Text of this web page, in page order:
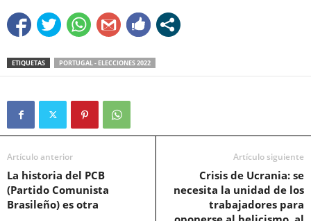
ETIQUETAS PORTUGAL - ELECCIONES 2022
Artículo anterior
La historia del PCB
(Partido Comunista
Brasileño) es otra
Artículo siguiente
Crisis de Ucrania: se
necesita la unidad de los
trabajadores para